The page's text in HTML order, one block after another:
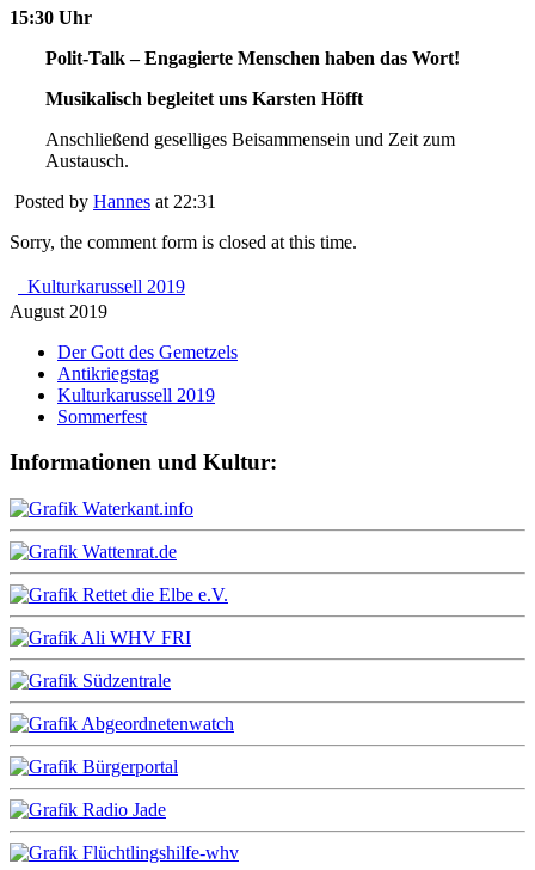
15:30 Uhr
Polit-Talk – Engagierte Menschen haben das Wort!
Musikalisch begleitet uns Karsten Höfft
Anschließend geselliges Beisammensein und Zeit zum
Austausch.
Posted by Hannes at 22:31
Sorry, the comment form is closed at this time.
Kulturkarussell 2019
August 2019
Der Gott des Gemetzels
Antikriegstag
Kulturkarussell 2019
Sommerfest
Informationen und Kultur: